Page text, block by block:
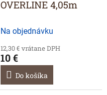
OVERLINE 4,05m
Na objednávku
12,30 € vrátane DPH
10 €
Do košíka